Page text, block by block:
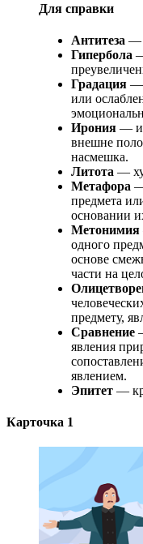
Для справки
Антитеза —
Гипербола
Градация —
или
Ирония —
внешне
насмешка.
Литота —
Метафора —
предмета
основании
Метонимия
одного
основе
части на
предмету,
Сравнение
явления
явлением.
Эпитет —
Карточка 1